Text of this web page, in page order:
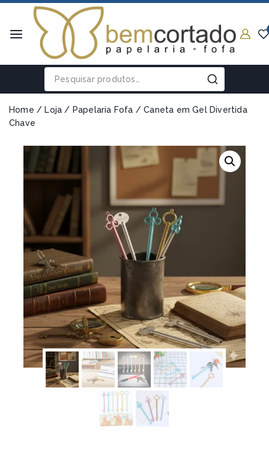
Home / Loja / Papelaria Fofa / Caneta em Gel Divertida
Chave